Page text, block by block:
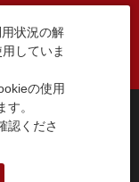
ついて
番6号
状況の解
していま
の使用
。
認くださ